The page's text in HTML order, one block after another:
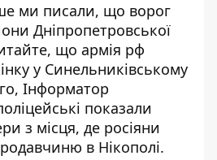
ми писали, що ворог
Дніпропетровської
що армія рф
у Синельниківському
Інформатор
показали
з місця, де росіяни
в Нікополі.